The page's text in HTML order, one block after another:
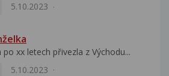
5.10.2023
xx letech přivezla z Východu...
5.10.2023